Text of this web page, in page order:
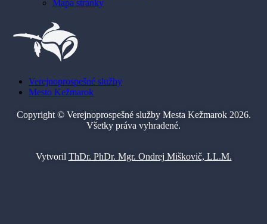
Mapa stránky
Verejnoprospešné služby
Mesto Kežmarok
Copyright © Verejnoprospešné služby Mesta Kežmarok 2026.
Všetky práva vyhradené.
Vytvoril ThDr. PhDr. Mgr. Ondrej Miškovič, LL.M.